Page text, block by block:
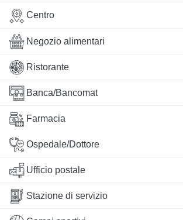
Centro
Negozio alimentari
Ristorante
Banca/Bancomat
Farmacia
Ospedale/Dottore
Ufficio postale
Stazione di servizio